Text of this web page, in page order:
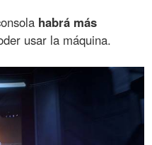
habrá más
usar la máquina.